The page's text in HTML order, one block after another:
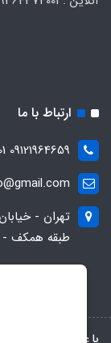
ارتباط با ما
09121964659 09364374001 ۰۲۱۶۶۷۶۵۰۸۳
تهران -
طبقه همکف -
با عضویت در